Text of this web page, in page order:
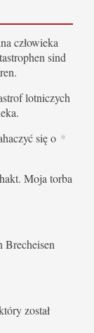
człowieka
sind
lotniczych
się o *
Moja torba
Brecheisen
został